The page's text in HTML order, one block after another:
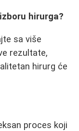
hirurga?
sa više
rezultate,
hirurg će
proces koji